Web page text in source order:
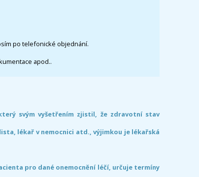
po telefonické objednání.
apod..
svým vyšetřením zjistil, že zdravotní stav
lékař v nemocnici atd., výjimkou je lékařská
pro dané onemocnění léčí, určuje termíny